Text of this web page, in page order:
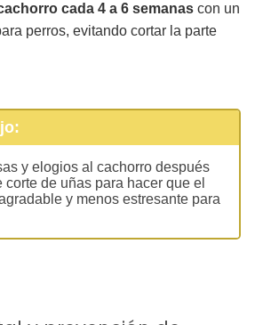
cada 4 a 6 semanas con un
perros, evitando cortar la parte
y elogios al cachorro después
de uñas para hacer que el
y menos estresante para